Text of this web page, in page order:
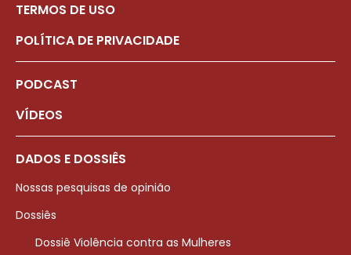
TERMOS DE USO
POLÍTICA DE PRIVACIDADE
PODCAST
VÍDEOS
DADOS E DOSSIÊS
Nossas pesquisas de opinião
Dossiês
Dossiê Violência contra as Mulheres